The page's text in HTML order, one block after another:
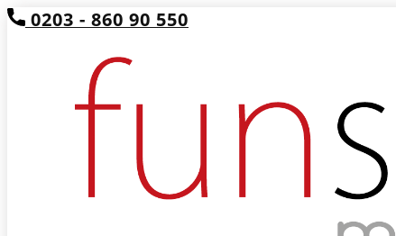
0203 - 860 90 550